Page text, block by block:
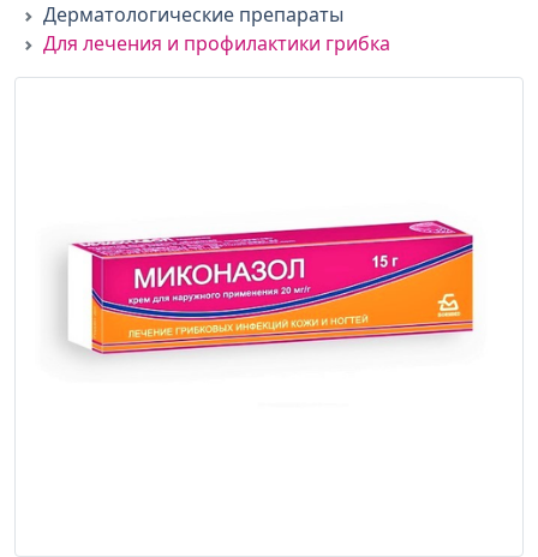
Дерматологические препараты
Для лечения и профилактики грибка